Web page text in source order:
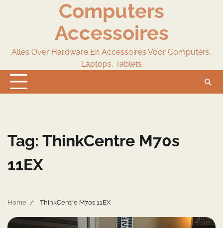
Computers
Accessoires
Alles Over Hardware En Accessoires Voor Computers,
Laptops, Tablets
Tag: ThinkCentre M70s
11EX
Home ThinkCentre M70s 11EX